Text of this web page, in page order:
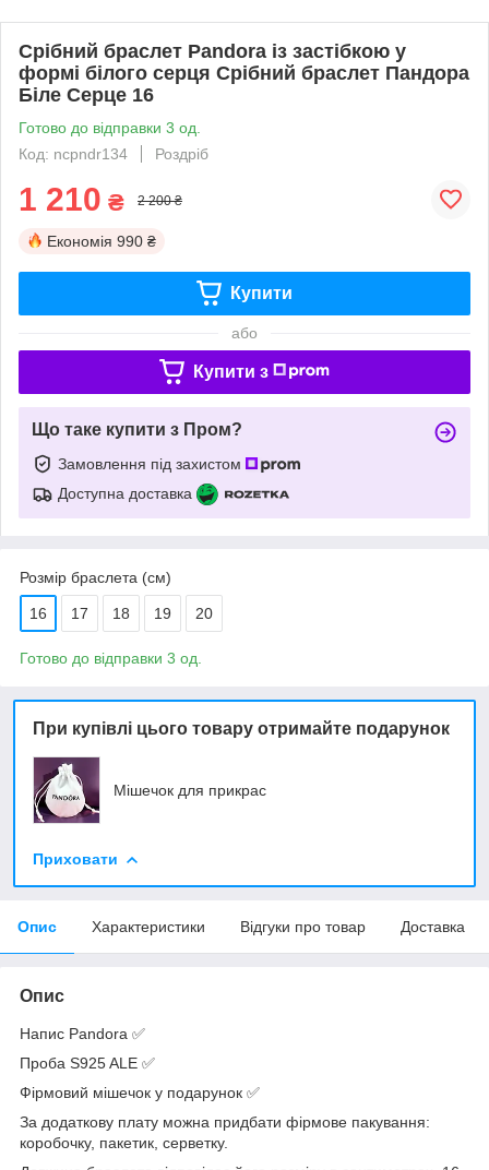
Срібний браслет Pandora із застібкою у
формі білого серця Срібний браслет Пандора
Біле Серце 16
Готово до відправки 3 од.
Код: ncpndr134
Роздріб
1 210 ₴ 2 200 ₴
Економія 990 ₴
Купити
або
Купити з
Що таке купити з Пром?
Замовлення під захистом
Доступна доставка
Розмір браслета (см)
16 17 18 19 20
Готово до відправки 3 од.
При купівлі цього товару отримайте подарунок
Мішечок для прикрас
Приховати
Опис Характеристики Відгуки про товар Доставка
Опис
Напис Pandora ✅
Проба S925 ALE ✅
Фірмовий мішечок у подарунок ✅
За додаткову плату можна придбати фірмове пакування:
коробочку, пакетик, серветку.